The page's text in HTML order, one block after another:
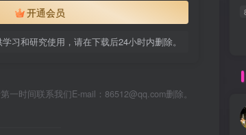
开通会员
习和研究使用，请在下载后24小时内删除。
时间联系我们E-mail：86512@qq.com删除。